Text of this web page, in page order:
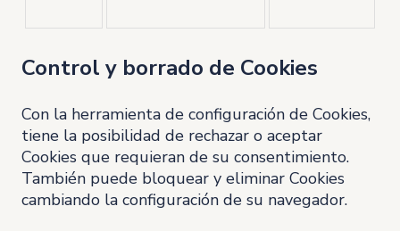
Control y borrado de Cookies
Con la herramienta de configuración de Cookies,
tiene la posibilidad de rechazar o aceptar
Cookies que requieran de su consentimiento.
También puede bloquear y eliminar Cookies
cambiando la configuración de su navegador.